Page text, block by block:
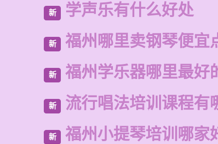
新 学声乐有什么好处
新 福州哪里卖钢琴便宜
新 福州学乐器哪里最好
新 流行唱法培训课程有
新 福州小提琴培训哪家